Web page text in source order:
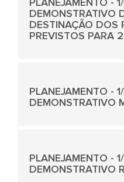
DEMONSTRATIVO
DESTINAÇÃO DOS
PREVISTOS PARA
PLANEJAMENTO -
DEMONSTRATIVO
PLANEJAMENTO -
DEMONSTRATIVO